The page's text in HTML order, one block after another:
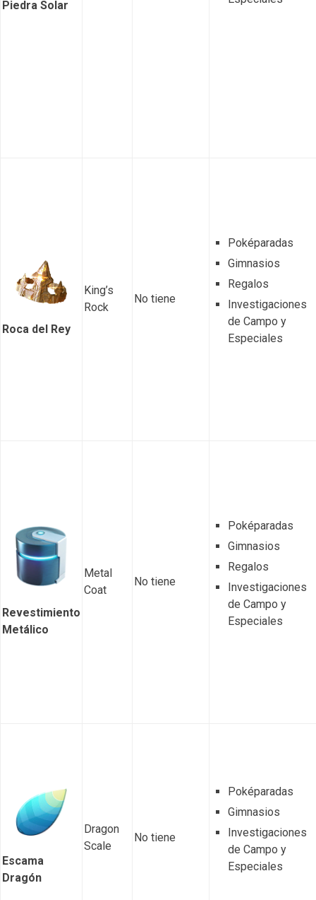
Piedra Solar
Roca del Rey
King’s
Rock
No tiene
Poképaradas
Gimnasios
Regalos
Investigaciones
de Campo y
Especiales
Revestimiento
Metálico
Metal
Coat
No tiene
Poképaradas
Gimnasios
Regalos
Investigaciones
de Campo y
Especiales
Escama
Dragón
Dragon
Scale
No tiene
Poképaradas
Gimnasios
Investigaciones
de Campo y
Especiales